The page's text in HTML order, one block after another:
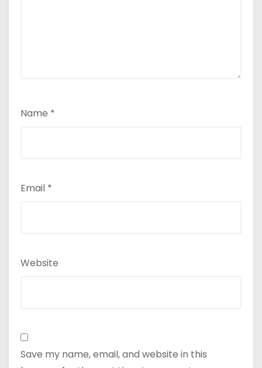
Name *
Email *
Website
Save my name, email, and website in this